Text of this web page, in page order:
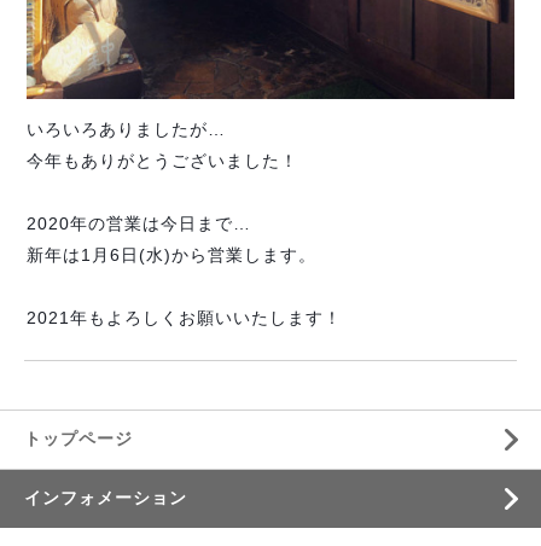
いろいろありましたが…
今年もありがとうございました！
2020年の営業は今日まで…
新年は1月6日(水)から営業します。
2021年もよろしくお願いいたします！
トップページ
インフォメーション